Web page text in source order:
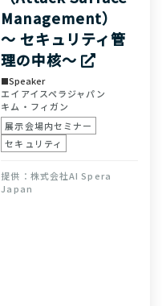
Management）
～ セキュリティ管
理の中核～
Speaker
エイアイスペラジャパン
キム・フィガン
展示会場内セミナー
セキュリティ
株式会社AI Spera
Japan